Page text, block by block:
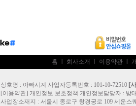
홈 회사소개 이용약관
상호명 : 아빠시계 사업자등록번호 : 101-10-72510 [
[이용약관] 개인정보 보호정책 개인정보담당자 : 방
사업장소재지 : 서울시 종로구 창경궁로 109 세운스